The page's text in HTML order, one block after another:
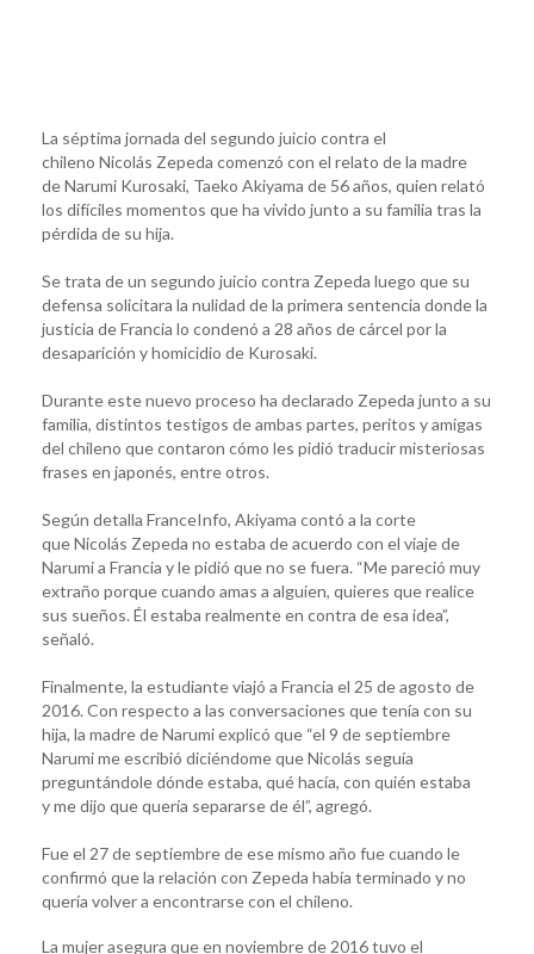
La séptima jornada del segundo juicio contra el
chileno Nicolás Zepeda comenzó con el relato de la madre
de Narumi Kurosaki, Taeko Akiyama de 56 años, quien relató
los difíciles momentos que ha vivido junto a su familia tras la
pérdida de su hija.
Se trata de un segundo juicio contra Zepeda luego que su
defensa solicitara la nulidad de la primera sentencia donde la
justicia de Francia lo condenó a 28 años de cárcel por la
desaparición y homicidio de Kurosaki.
Durante este nuevo proceso ha declarado Zepeda junto a su
familia, distintos testigos de ambas partes, peritos y amigas
del chileno que contaron cómo les pidió traducir misteriosas
frases en japonés, entre otros.
Según detalla FranceInfo, Akiyama contó a la corte
que Nicolás Zepeda no estaba de acuerdo con el viaje de
Narumi a Francia y le pidió que no se fuera. “Me pareció muy
extraño porque cuando amas a alguien, quieres que realice
sus sueños. Él estaba realmente en contra de esa idea”,
señaló.
Finalmente, la estudiante viajó a Francia el 25 de agosto de
2016. Con respecto a las conversaciones que tenía con su
hija, la madre de Narumi explicó que “el 9 de septiembre
Narumi me escribió diciéndome que Nicolás seguía
preguntándole dónde estaba, qué hacía, con quién estaba
y me dijo que quería separarse de él”, agregó.
Fue el 27 de septiembre de ese mismo año fue cuando le
confirmó que la relación con Zepeda había terminado y no
quería volver a encontrarse con el chileno.
La mujer asegura que en noviembre de 2016 tuvo el